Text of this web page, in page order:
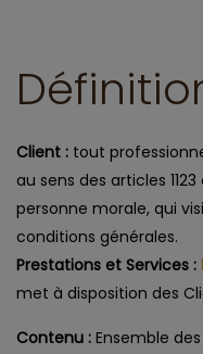
Client : tout
au sens des articles
personne morale, qui
conditions générales.
Prestations et Services :
met à disposition des
Contenu : Ensemble